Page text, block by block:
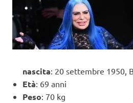
nascita: 20 settembre 1950,
Età: 69 anni
Peso: 70 kg